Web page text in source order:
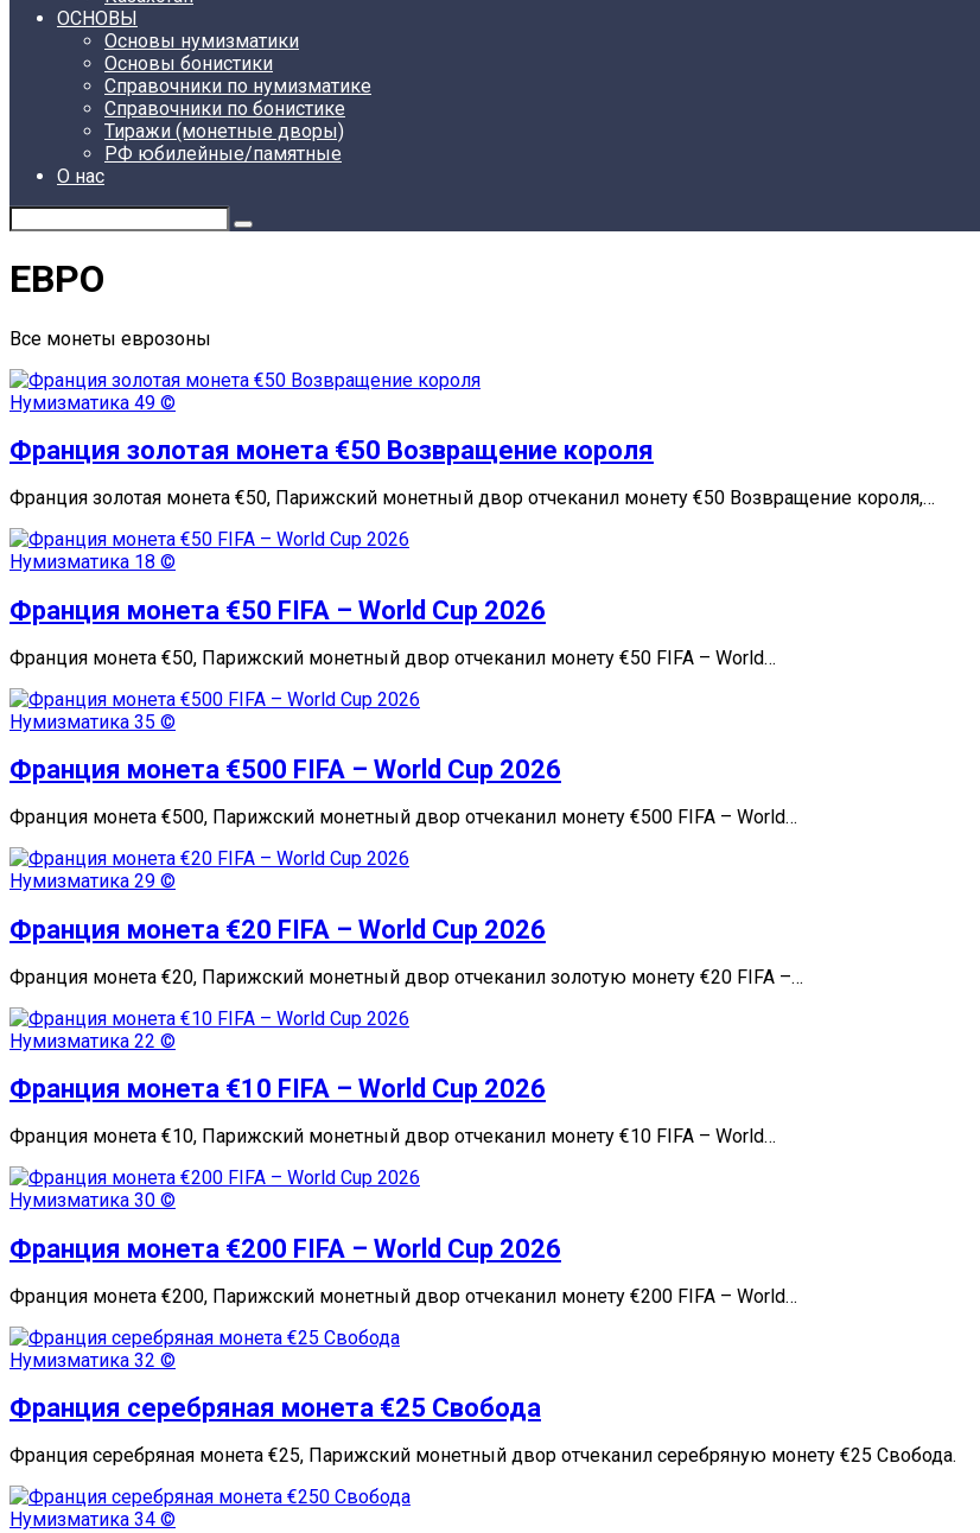
ОСНОВЫ
Основы нумизматики
Основы бонистики
Справочники по нумизматике
Справочники по бонистике
Тиражи (монетные дворы)
РФ юбилейные/памятные
О нас
ЕВРО
Все монеты еврозоны
Нумизматика 49 ©
Франция золотая монета €50 Возвращение короля
Франция золотая монета €50, Парижский монетный двор отчеканил монету €50 Возвращение короля,…
Нумизматика 18 ©
Франция монета €50 FIFA – World Cup 2026
Франция монета €50, Парижский монетный двор отчеканил монету €50 FIFA – World…
Нумизматика 35 ©
Франция монета €500 FIFA – World Cup 2026
Франция монета €500, Парижский монетный двор отчеканил монету €500 FIFA – World…
Нумизматика 29 ©
Франция монета €20 FIFA – World Cup 2026
Франция монета €20, Парижский монетный двор отчеканил золотую монету €20 FIFA –…
Нумизматика 22 ©
Франция монета €10 FIFA – World Cup 2026
Франция монета €10, Парижский монетный двор отчеканил монету €10 FIFA – World…
Нумизматика 30 ©
Франция монета €200 FIFA – World Cup 2026
Франция монета €200, Парижский монетный двор отчеканил монету €200 FIFA – World…
Нумизматика 32 ©
Франция серебряная монета €25 Свобода
Франция серебряная монета €25, Парижский монетный двор отчеканил серебряную монету €25 Свобода.
Нумизматика 34 ©